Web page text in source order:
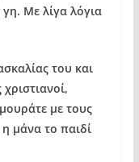
Με λίγα λόγια
του και
με τους
η μάνα το παιδί